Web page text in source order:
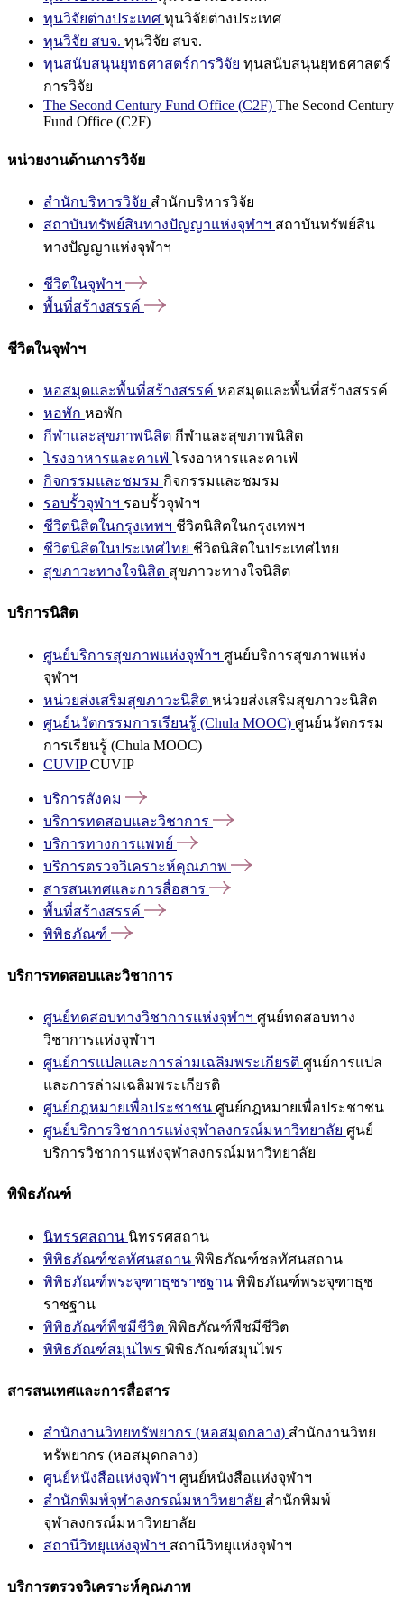
ทุนวิจัยต่างประเทศ ทุนวิจัยต่างประเทศ
ทุนวิจัย สบจ. ทุนวิจัย สบจ.
ทุนสนับสนุนยุทธศาสตร์การวิจัย ทุนสนับสนุนยุทธศาสตร์
การวิจัย
The Second Century Fund Office (C2F) The Second Century
Fund Office (C2F)
หน่วยงานด้านการวิจัย
สำนักบริหารวิจัย สำนักบริหารวิจัย
สถาบันทรัพย์สินทางปัญญาแห่งจุฬาฯ สถาบันทรัพย์สิน
ทางปัญญาแห่งจุฬาฯ
ชีวิตในจุฬาฯ
พื้นที่สร้างสรรค์
ชีวิตในจุฬาฯ
หอสมุดและพื้นที่สร้างสรรค์ หอสมุดและพื้นที่สร้างสรรค์
หอพัก หอพัก
กีฬาและสุขภาพนิสิต กีฬาและสุขภาพนิสิต
โรงอาหารและคาเฟ่ โรงอาหารและคาเฟ่
กิจกรรมและชมรม กิจกรรมและชมรม
รอบรั้วจุฬาฯ รอบรั้วจุฬาฯ
ชีวิตนิสิตในกรุงเทพฯ ชีวิตนิสิตในกรุงเทพฯ
ชีวิตนิสิตในประเทศไทย ชีวิตนิสิตในประเทศไทย
สุขภาวะทางใจนิสิต สุขภาวะทางใจนิสิต
บริการนิสิต
ศูนย์บริการสุขภาพแห่งจุฬาฯ ศูนย์บริการสุขภาพแห่ง
จุฬาฯ
หน่วยส่งเสริมสุขภาวะนิสิต หน่วยส่งเสริมสุขภาวะนิสิต
ศูนย์นวัตกรรมการเรียนรู้ (Chula MOOC) ศูนย์นวัตกรรม
การเรียนรู้ (Chula MOOC)
CUVIPCUVIP
บริการสังคม
บริการทดสอบและวิชาการ
บริการทางการแพทย์
บริการตรวจวิเคราะห์คุณภาพ
สารสนเทศและการสื่อสาร
พื้นที่สร้างสรรค์
พิพิธภัณฑ์
บริการทดสอบและวิชาการ
ศูนย์ทดสอบทางวิชาการแห่งจุฬาฯ ศูนย์ทดสอบทาง
วิชาการแห่งจุฬาฯ
ศูนย์การแปลและการล่ามเฉลิมพระเกียรติ ศูนย์การแปล
และการล่ามเฉลิมพระเกียรติ
ศูนย์กฎหมายเพื่อประชาชน ศูนย์กฎหมายเพื่อประชาชน
ศูนย์บริการวิชาการแห่งจุฬาลงกรณ์มหาวิทยาลัย ศูนย์
บริการวิชาการแห่งจุฬาลงกรณ์มหาวิทยาลัย
พิพิธภัณฑ์
นิทรรศสถาน นิทรรศสถาน
พิพิธภัณฑ์ชลทัศนสถาน พิพิธภัณฑ์ชลทัศนสถาน
พิพิธภัณฑ์พระจุฑาธุชราชฐาน พิพิธภัณฑ์พระจุฑาธุช
ราชฐาน
พิพิธภัณฑ์พืชมีชีวิต พิพิธภัณฑ์พืชมีชีวิต
พิพิธภัณฑ์สมุนไพร พิพิธภัณฑ์สมุนไพร
สารสนเทศและการสื่อสาร
สำนักงานวิทยทรัพยากร (หอสมุดกลาง) สำนักงานวิทย
ทรัพยากร (หอสมุดกลาง)
ศูนย์หนังสือแห่งจุฬาฯ ศูนย์หนังสือแห่งจุฬาฯ
สำนักพิมพ์จุฬาลงกรณ์มหาวิทยาลัย สำนักพิมพ์
จุฬาลงกรณ์มหาวิทยาลัย
สถานีวิทยุแห่งจุฬาฯ สถานีวิทยุแห่งจุฬาฯ
บริการตรวจวิเคราะห์คุณภาพ